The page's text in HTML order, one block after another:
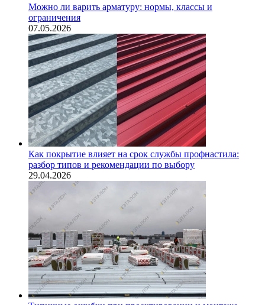
Можно ли варить арматуру: нормы, классы и
ограничения
07.05.2026
Как покрытие влияет на срок службы профнастила:
разбор типов и рекомендации по выбору
29.04.2026